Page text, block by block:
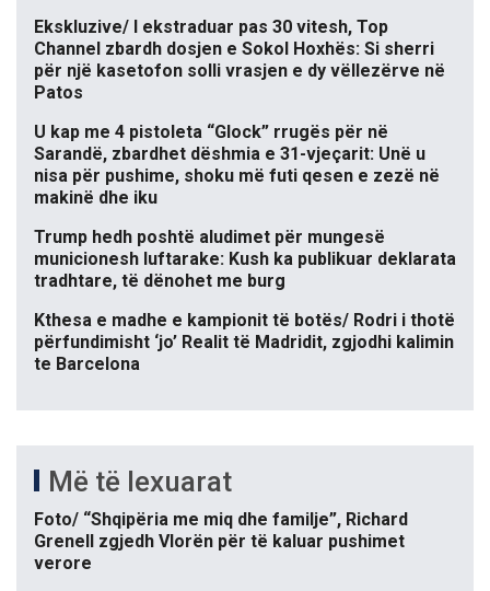
Ekskluzive/ I ekstraduar pas 30 vitesh, Top
Channel zbardh dosjen e Sokol Hoxhës: Si sherri
për një kasetofon solli vrasjen e dy vëllezërve në
Patos
U kap me 4 pistoleta “Glock” rrugës për në
Sarandë, zbardhet dëshmia e 31-vjeçarit: Unë u
nisa për pushime, shoku më futi qesen e zezë në
makinë dhe iku
Trump hedh poshtë aludimet për mungesë
municionesh luftarake: Kush ka publikuar deklarata
tradhtare, të dënohet me burg
Kthesa e madhe e kampionit të botës/ Rodri i thotë
përfundimisht ‘jo’ Realit të Madridit, zgjodhi kalimin
te Barcelona
Më të lexuarat
Foto/ “Shqipëria me miq dhe familje”, Richard
Grenell zgjedh Vlorën për të kaluar pushimet
verore